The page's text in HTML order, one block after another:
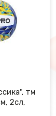
тм
2сл,